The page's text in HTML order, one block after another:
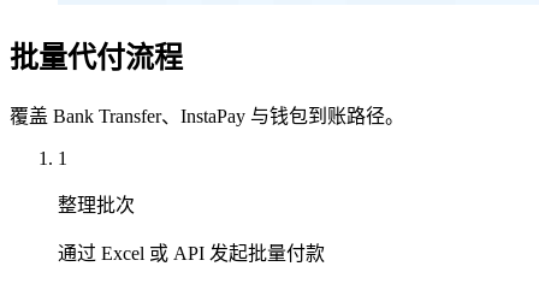
批量代付流程
覆盖 Bank Transfer、InstaPay 与钱包到账路径。
1
整理批次
通过 Excel 或 API 发起批量付款